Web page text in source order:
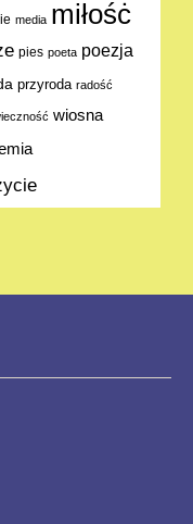
media miłośċ
pies poeta poezja
przyroda radość
wiosna